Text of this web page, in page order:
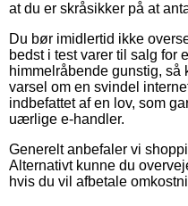
at du er skråsikker på at
Du bør imidlertid ikke
bedst i test varer til salg for
himmelråbende gunstig, så
varsel om en svindel
indbefattet af en lov, som
uærlige e-handler.
Generelt anbefaler vi
Alternativt kunne du
hvis du vil afbetale